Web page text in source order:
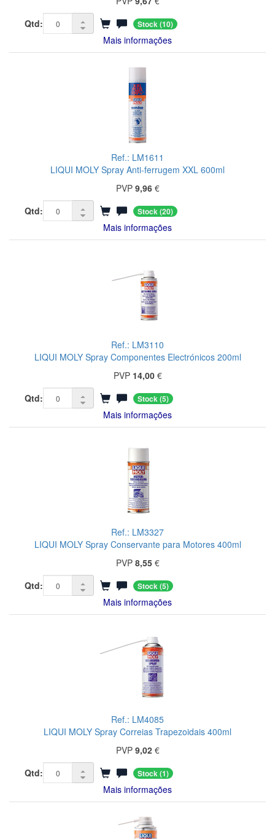
Qtd:
Stock(10)
Mais informações
Ref.: LM1611
LIQUI MOLY Spray Anti-ferrugem XXL 600ml
PVP 9,96€
Qtd:
Stock(20)
Mais informações
Ref.: LM3110
LIQUI MOLY Spray Componentes Electrónicos 200ml
PVP 14,00€
Qtd:
Stock(5)
Mais informações
Ref.: LM3327
LIQUI MOLY Spray Conservante para Motores 400ml
PVP 8,55€
Qtd:
Stock(5)
Mais informações
Ref.: LM4085
LIQUI MOLY Spray Correias Trapezoidais 400ml
PVP 9,02€
Qtd:
Stock(1)
Mais informações